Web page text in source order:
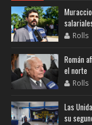
Rolls
Román
el norte
Rolls
Las
su